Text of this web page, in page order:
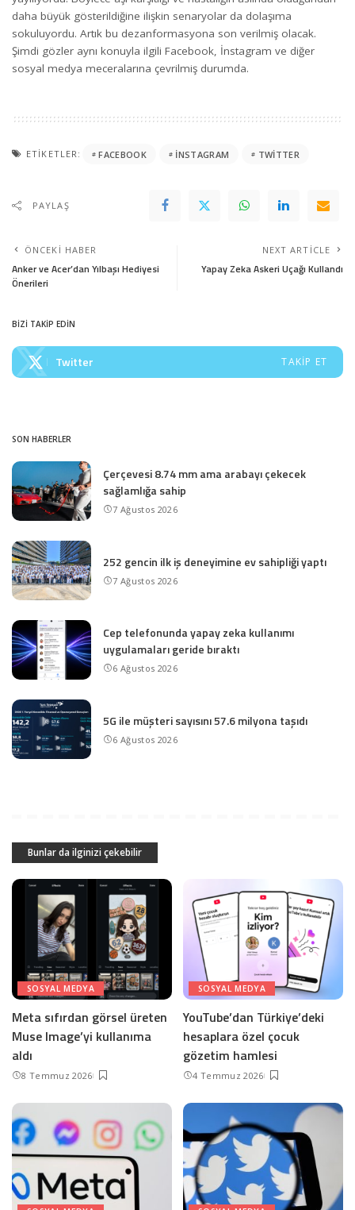
daha büyük gösterildiğine ilişkin senaryolar da dolaşıma
sokuluyordu. Artık bu dezanformasyona son verilmiş olacak.
Şimdi gözler aynı konuyla ilgili Facebook, İnstagram ve diğer
sosyal medya meceralarına çevrilmiş durumda.
ETIKETLER: FACEBOOK INSTAGRAM TWITTER
PAYLAŞ
ÖNCEKI HABER
Anker ve Acer’dan Yılbaşı Hediyesi
Önerileri
NEXT ARTICLE
Yapay Zeka Askeri Uçağı Kullandı
BİZİ TAKİP EDİN
Twitter TAKIP ET
SON HABERLER
Çerçevesi 8.74 mm ama arabayı çekecek
sağlamlığa sahip
7 Ağustos 2026
252 gencin ilk iş deneyimine ev sahipliği yaptı
7 Ağustos 2026
Cep telefonunda yapay zeka kullanımı
uygulamaları geride bıraktı
6 Ağustos 2026
5G ile müşteri sayısını 57.6 milyona taşıdı
6 Ağustos 2026
Bunlar da ilginizi çekebilir
SOSYAL MEDYA
Meta sıfırdan görsel üreten
Muse Image’yi kullanıma
aldı
8 Temmuz 2026
SOSYAL MEDYA
YouTube’dan Türkiye’deki
hesaplara özel çocuk
gözetim hamlesi
4 Temmuz 2026